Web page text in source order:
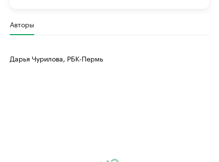
Авторы
Дарья Чурилова, РБК-Пермь